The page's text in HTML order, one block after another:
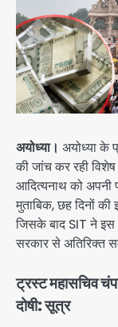
अयोध्या। अयोध्या के
की जांच कर रही
आदित्यनाथ को अपनी
मुताबिक, छह दिनों
जिसके बाद SIT ने इस
सरकार से अतिरिक्त
ट्रस्ट महासचिव
दोषी: सूत्र